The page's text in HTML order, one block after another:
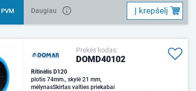
Daugiau Į krepšelį
Prekės kodas:
DOMD40102
Ritinėlis D120
plotis 74mm., skylė 21 mm,
mėlynasSkirtas valties priekabai